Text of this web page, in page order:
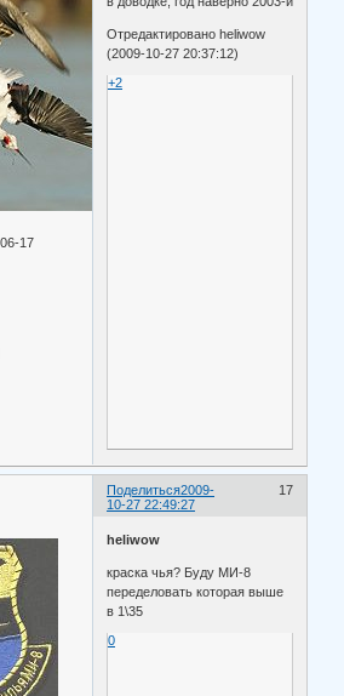
17
Отредактировано heliwow
(2009-10-27 20:37:12)
+2
Поделиться 17
2009-
10-27 22:49:27
heliwow
краска чья? Буду МИ-8
переделовать которая выше
в 1\35
0